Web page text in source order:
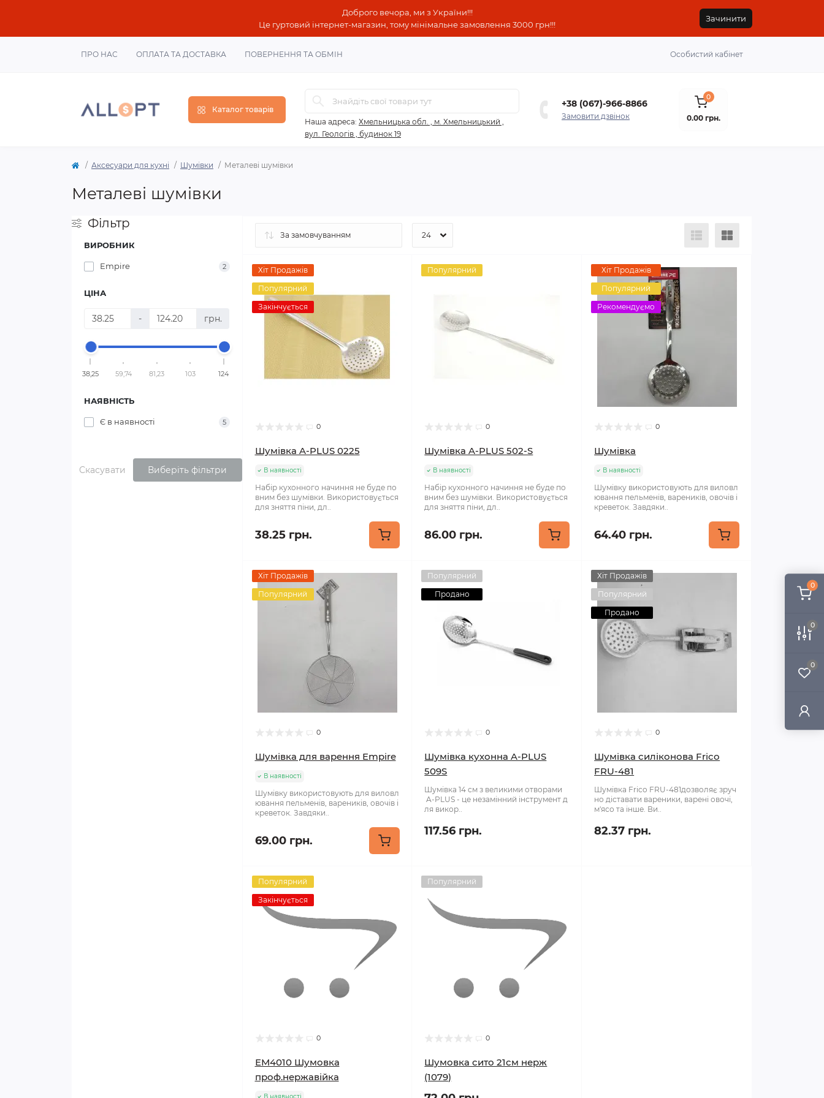
0
0
0
Доброго вечора, ми з України!!!
Це гуртовий інтернет-магазин, тому мінімальне замовлення 3000 грн!!!
Зачинити
ПРО НАС ОПЛАТА ТА ДОСТАВКА ПОВЕРНЕННЯ ТА ОБМІН Особистий кабінет
Каталог товарів
Наша адреса: Хмельницька обл. , м. Хмельницький ,
вул. Геологів , будинок 19
+38 (067)-966-8866
Замовити дзвінок
0
0.00 грн.
Аксесуари для кухні Шумівки Металеві шумівки
Металеві шумівки
Фільтр
ВИРОБНИК
Empire 2
ЦІНА
- грн.
38,25 59,74 81,23 103 124
НАЯВНІСТЬ
Є в наявності 5
Скасувати Виберіть фільтри
Хіт Продажів
Популярний
Закінчується
0
Шумівка A-PLUS 0225
В наявності
Набір кухонного начиння не буде по
вним без шумівки. Використовується
для зняття піни, дл..
38.25 грн.
Популярний
0
Шумівка A-PLUS 502-S
В наявності
Набір кухонного начиння не буде по
вним без шумівки. Використовується
для зняття піни, дл..
86.00 грн.
Хіт Продажів
Популярний
Рекомендуємо
0
Шумівка
В наявності
Шумівку використовують для виловл
ювання пельменів, вареників, овочів і
креветок. Завдяки..
64.40 грн.
Хіт Продажів
Популярний
0
Шумівка для варення Empire
В наявності
Шумівку використовують для виловл
ювання пельменів, вареників, овочів і
креветок. Завдяки..
69.00 грн.
Популярний
Продано
0
Шумівка кухонна A-PLUS
509S
Шумівка 14 см з великими отворами
A-PLUS - це незамінний інструмент д
ля викор..
117.56 грн.
Хіт Продажів
Популярний
Продано
0
Шумівка силіконова Frico
FRU-481
Шумівка Frico FRU-481дозволяє зруч
но діставати вареники, варені овочі,
м'ясо та інше. Ви..
82.37 грн.
Популярний
Закінчується
0
ЕМ4010 Шумовка
проф.нержавійка
Популярний
0
Шумовка сито 21см нерж
(1079)